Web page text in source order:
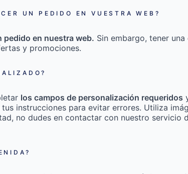
UN PEDIDO EN VUESTRA WEB?
pedido en nuestra web. Sin embargo, tener
y promociones.
los campos de personalización requeridos
instrucciones para evitar errores. Utiliza
no dudes en contactar con nuestro servicio